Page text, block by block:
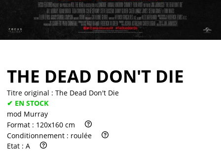
THE DEAD DON'T DIE
Titre original : The Dead Don't Die
✔ EN STOCK
mod Murray
Format : 120x160 cm
Conditionnement : roulée
Etat : A